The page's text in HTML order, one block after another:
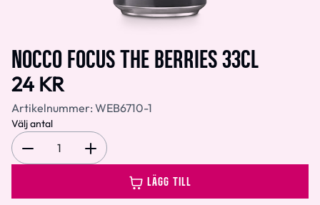
NOCCO FOCUS THE BERRIES 33CL
24 KR
Artikelnummer: WEB6710-1
Välj antal
1
LÄGG TILL